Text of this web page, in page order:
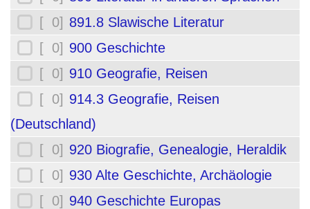
[ 0] 891.8 Slawische Literatur
[ 0] 900 Geschichte
[ 0] 910 Geografie, Reisen
[ 0] 914.3 Geografie, Reisen
(Deutschland)
[ 0] 920 Biografie, Genealogie, Heraldik
[ 0] 930 Alte Geschichte, Archäologie
[ 0] 940 Geschichte Europas